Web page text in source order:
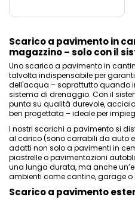
Scarico a pavimento in
magazzino – solo con il
Uno scarico a pavimento in
talvolta indispensabile per
dell'acqua – soprattutto quando
sistema di drenaggio. Con il
punta su qualità durevole,
ben progettata – ideale per
I nostri scarichi a pavimento si
al carico (sono carrabili da auto
adatti non solo a pavimenti in
piastrelle o pavimentazioni
una lunga durata, ma anche
ambienti come cantine, garage o
Scarico a pavimento